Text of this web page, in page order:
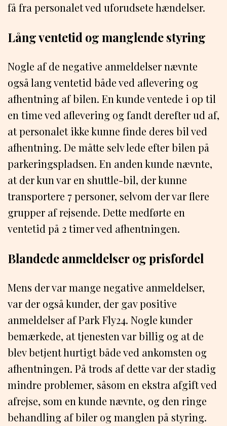
få fra personalet ved uforudsete hændelser.
Lång ventetid og manglende styring
Nogle af de negative anmeldelser nævnte
også lang ventetid både ved aflevering og
afhentning af bilen. En kunde ventede i op til
en time ved aflevering og fandt derefter ud af,
at personalet ikke kunne finde deres bil ved
afhentning. De måtte selv lede efter bilen på
parkeringspladsen. En anden kunde nævnte,
at der kun var en shuttle-bil, der kunne
transportere 7 personer, selvom der var flere
grupper af rejsende. Dette medførte en
ventetid på 2 timer ved afhentningen.
Blandede anmeldelser og prisfordel
Mens der var mange negative anmeldelser,
var der også kunder, der gav positive
anmeldelser af Park Fly24. Nogle kunder
bemærkede, at tjenesten var billig og at de
blev betjent hurtigt både ved ankomsten og
afhentningen. På trods af dette var der stadig
mindre problemer, såsom en ekstra afgift ved
afrejse, som en kunde nævnte, og den ringe
behandling af biler og manglen på styring.